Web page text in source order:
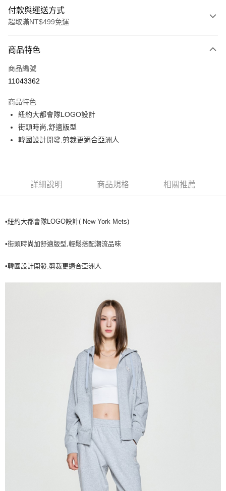
付款與運送方式
超取滿NT$499免運
信用卡一次付款
超商取貨付款
Apple Pay
街口支付
全家取貨付款<未取貨列黑名單/不支援離島取退>
全家取貨<不支援離島取退>
每筆NT$60，滿NT$499(含以上)免運費
每筆NT$60，滿NT$499(含以上)免運費
每筆NT$80，滿NT$699(含以上)免運費
商品特色
商品編號
11043362
商品特色
紐約大都會隊LOGO設計
街頭時尚,舒適版型
韓國設計開發,剪裁更適合亞洲人
詳細說明 商品規格 相關推薦
•紐約大都會隊LOGO設計( New York Mets)
•街頭時尚加舒適版型,輕鬆搭配潮流品味
•韓國設計開發,剪裁更適合亞洲人